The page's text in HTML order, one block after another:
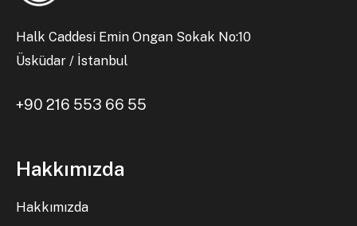
Halk Caddesi Emin Ongan Sokak No:10
Üsküdar / İstanbul
+90 216 553 66 55
Hakkımızda
Hakkımızda